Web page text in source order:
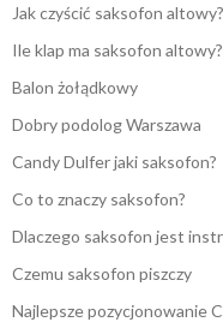
Jak czyścić saksofon altowy?
Ile klap ma saksofon altowy?
Balon żołądkowy
Dobry podolog Warszawa
Candy Dulfer jaki saksofon?
Co to znaczy saksofon?
Dlaczego saksofon jest
Czemu saksofon piszczy
Najlepsze pozycjonowanie